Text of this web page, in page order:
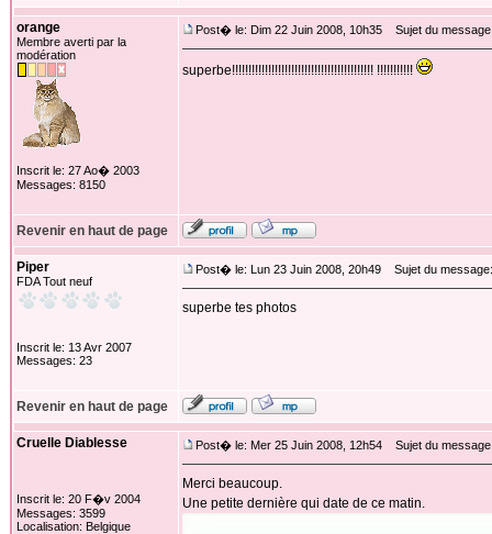
orange
Membre averti par la
modération
Inscrit le: 27 Ao� 2003
Messages: 8150
Post� le: Dim 22 Juin 2008, 10h35 Sujet du
superbe!!!!!!!!!!!!!!!!!!!!!!!!!!!!!!!!!!!!!!!!!!! !!!!!!!!!!!
Revenir en haut de page
Piper
FDA Tout neuf
Inscrit le: 13 Avr 2007
Messages: 23
Post� le: Lun 23 Juin 2008, 20h49 Sujet du message:
superbe tes photos
Revenir en haut de page
Cruelle Diablesse
Inscrit le: 20 F�v 2004
Messages: 3599
Localisation: Belgique
Post� le: Mer 25 Juin 2008, 12h54 Sujet du
Merci beaucoup.
Une petite dernière qui date de ce matin.